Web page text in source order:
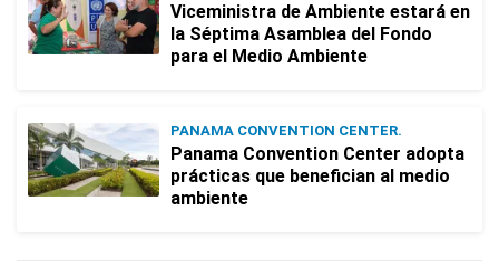
Viceministra de Ambiente estará en
la Séptima Asamblea del Fondo
para el Medio Ambiente
PANAMA CONVENTION CENTER.
Panama Convention Center adopta
prácticas que benefician al medio
ambiente